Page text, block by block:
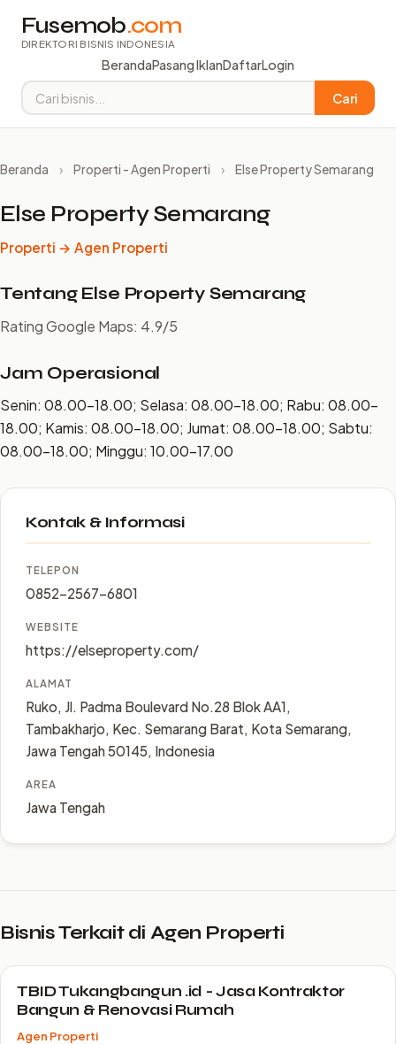
Fusemob.com
DIREKTORI BISNIS INDONESIA
BerandaPasang IklanDaftarLogin
Cari
Beranda › Properti - Agen Properti › Else Property Semarang
Else Property Semarang
Properti → Agen Properti
Tentang Else Property Semarang
Rating Google Maps: 4.9/5
Jam Operasional
Senin: 08.00–18.00; Selasa: 08.00–18.00; Rabu: 08.00–
18.00; Kamis: 08.00–18.00; Jumat: 08.00–18.00; Sabtu:
08.00–18.00; Minggu: 10.00–17.00
Kontak & Informasi
TELEPON
0852-2567-6801
WEBSITE
https://elseproperty.com/
ALAMAT
Ruko, Jl. Padma Boulevard No.28 Blok AA1,
Tambakharjo, Kec. Semarang Barat, Kota Semarang,
Jawa Tengah 50145, Indonesia
AREA
Jawa Tengah
Bisnis Terkait di Agen Properti
TBID Tukangbangun .id - Jasa Kontraktor
Bangun & Renovasi Rumah
Agen Properti